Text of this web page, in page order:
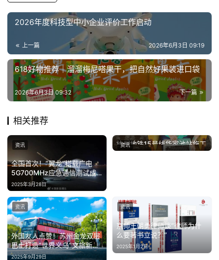
2026年度科技型中小企业评价工作启动
上一篇 2026年6月3日 09:19
618好物推荐｜溜溜梅尼嗒果干，把自然好果装进口袋
下一篇
2026年6月3日 09:32
相关推荐
全国首次！“翼龙”搭载广电
5G700MHz应急通信测试成
功
2025年3月28日
资讯
杭州地铁15号线华家池站施工
过程中致楼房开裂渗漏 无人员
2026年4月29日
资讯
外国友人点赞！苏州金龙双层
巴士打造“世界义乌”文旅新范
式
2025年9月29日
资讯
京师王朝勇律师谈“律师为什
么要著书立说？”
2025年1月2日
资讯